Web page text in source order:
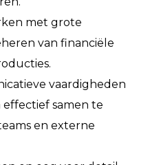
met grote
van financiële
vaardigheden
samen te
en externe